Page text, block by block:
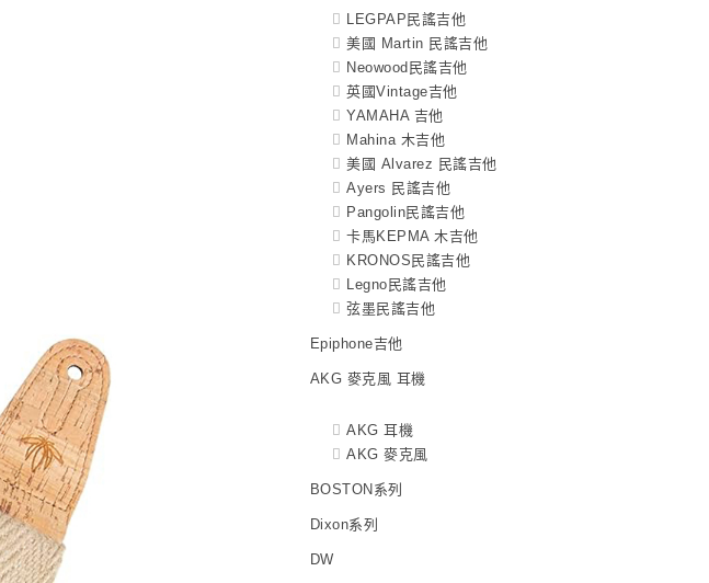
LEGPAP民謠吉他
美國 Martin 民謠吉他
Neowood民謠吉他
英國Vintage吉他
YAMAHA 吉他
Mahina 木吉他
美國 Alvarez 民謠吉他
Ayers 民謠吉他
Pangolin民謠吉他
卡馬KEPMA 木吉他
KRONOS民謠吉他
Legno民謠吉他
弦墨民謠吉他
Epiphone吉他
AKG 麥克風 耳機
AKG 耳機
AKG 麥克風
BOSTON系列
Dixon系列
DW